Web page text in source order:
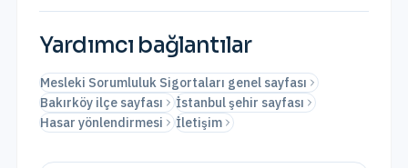
Yardımcı bağlantılar
Mesleki Sorumluluk Sigortaları genel sayfası
Bakırköy ilçe sayfası
İstanbul şehir sayfası
Hasar yönlendirmesi
İletişim